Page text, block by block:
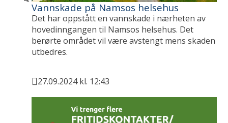
Vannskade på Namsos helsehus
Det har oppstått en vannskade i nærheten av
hovedinngangen til Namsos helsehus. Det
berørte området vil være avstengt mens skaden
utbedres.
Publisert
27.09.2024 kl. 12:43